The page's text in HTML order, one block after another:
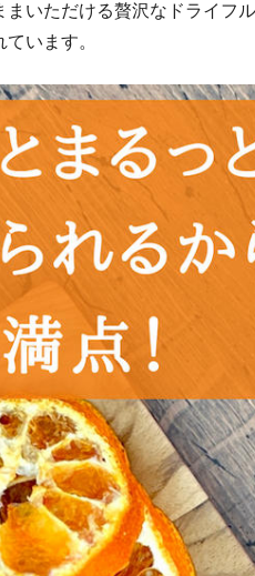
まいただける贅沢なドライフ
います。